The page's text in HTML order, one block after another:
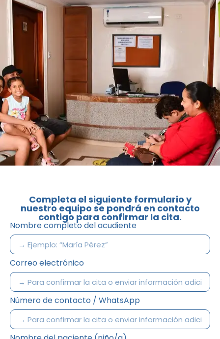
Completa el siguiente formulario y
nuestro equipo se pondrá en contacto
contigo para confirmar la cita.
Nombre completo del acudiente
Correo electrónico
Número de contacto / WhatsApp